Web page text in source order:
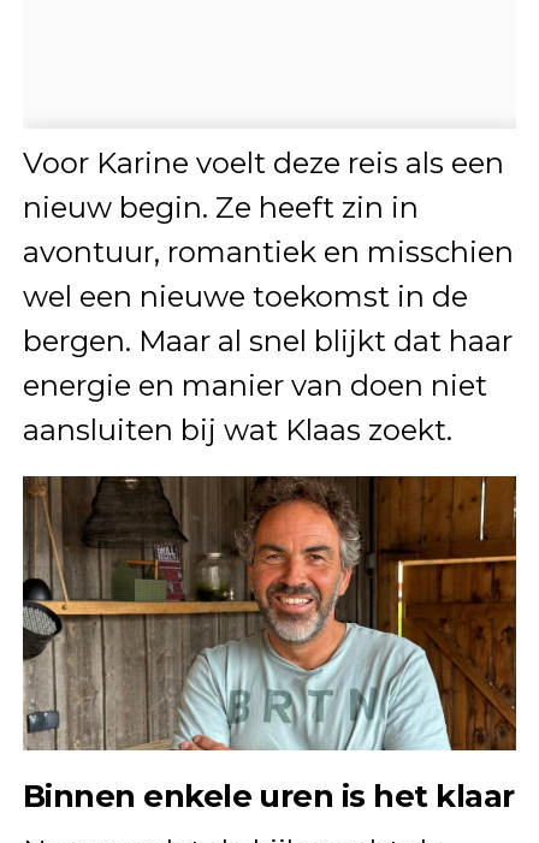
Voor Karine voelt deze reis als een
nieuw begin. Ze heeft zin in
avontuur, romantiek en misschien
wel een nieuwe toekomst in de
bergen. Maar al snel blijkt dat haar
energie en manier van doen niet
aansluiten bij wat Klaas zoekt.
Binnen enkele uren is het klaar